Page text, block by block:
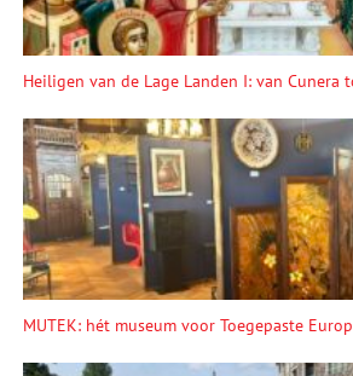
Heiligen van de Lage Landen I: van Cunera
MUTEK: hét museum voor Toegepaste